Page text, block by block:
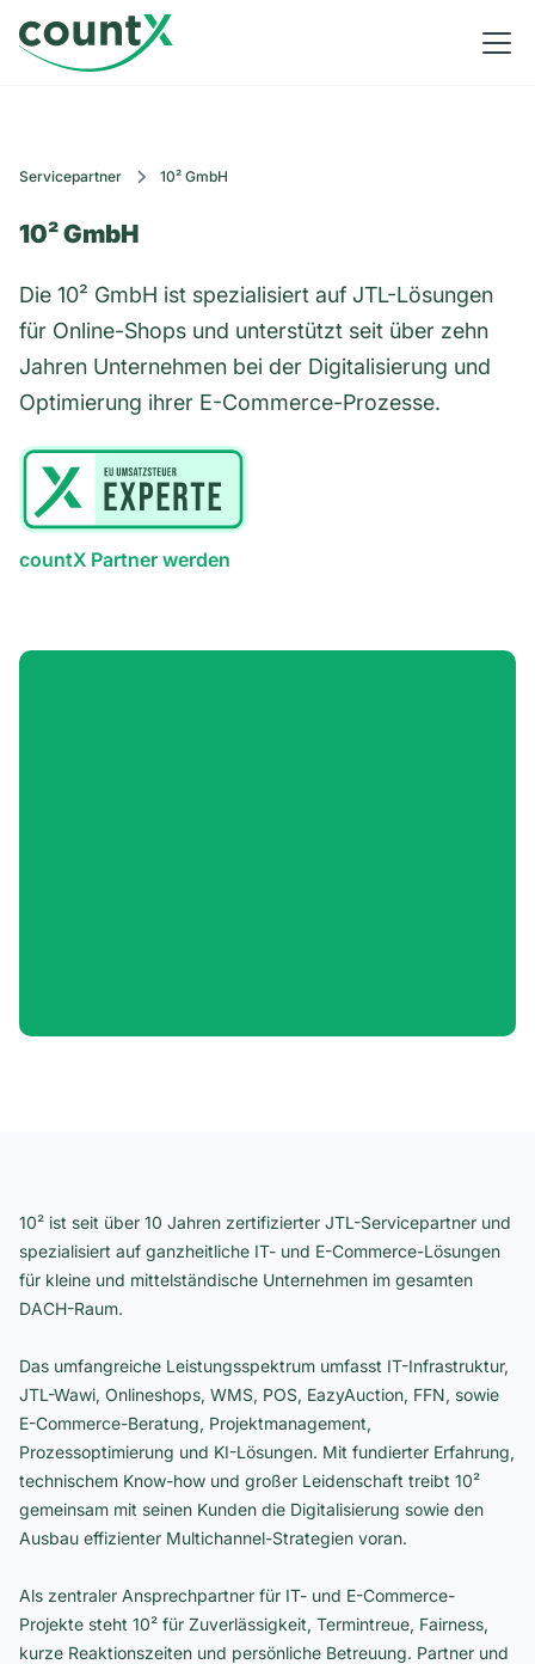
Servicepartner 10² GmbH
10² GmbH
Die 10² GmbH ist spezialisiert auf JTL-Lösungen
für Online-Shops und unterstützt seit über zehn
Jahren Unternehmen bei der Digitalisierung und
Optimierung ihrer E-Commerce-Prozesse.
countX Partner werden
10² ist seit über 10 Jahren zertifizierter JTL-Servicepartner und
spezialisiert auf ganzheitliche IT- und E-Commerce-Lösungen
für kleine und mittelständische Unternehmen im gesamten
DACH-Raum.
Das umfangreiche Leistungsspektrum umfasst IT-Infrastruktur,
JTL-Wawi, Onlineshops, WMS, POS, EazyAuction, FFN, sowie
E-Commerce-Beratung, Projektmanagement,
Prozessoptimierung und KI-Lösungen. Mit fundierter Erfahrung,
technischem Know-how und großer Leidenschaft treibt 10²
gemeinsam mit seinen Kunden die Digitalisierung sowie den
Ausbau effizienter Multichannel-Strategien voran.
Als zentraler Ansprechpartner für IT- und E-Commerce-
Projekte steht 10² für Zuverlässigkeit, Termintreue, Fairness,
kurze Reaktionszeiten und persönliche Betreuung. Partner und